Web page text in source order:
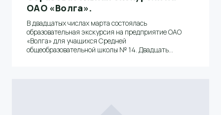
ОАО «Волга».
В двадцатых числах марта состоялась
образовательная экскурсия на предприятие ОАО
«Волга» для учащихся Средней
общеобразовательной школы № 14. Двадцать